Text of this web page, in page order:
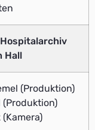
Hall
(Produktion)
(Produktion)